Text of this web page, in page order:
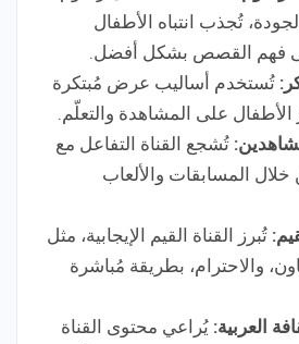
تُجذب انتباه الأطفال
فهم القصص بشكل أفضل.
تُستخدم أساليب عرض مُبتكرة
الأطفال على المشاهدة والتعلّم.
تُشجع القناة التفاعل مع
المسابقات والألعاب
تُبرز القناة القيم الإيجابية، مثل
والاحترام، بطريقة مُباشرة
العربية: يُراعي محتوى القناة